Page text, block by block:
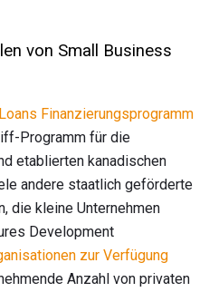
von Small Business
Finanzierungsprogramm
Programm für die
etablierten kanadischen
andere staatlich geförderte
die kleine Unternehmen
Development
zur Verfügung
Anzahl von privaten